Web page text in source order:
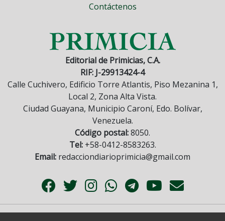
Contáctenos
Editorial de Primicias, C.A.
RIF: J-29913424-4
Calle Cuchivero, Edificio Torre Atlantis, Piso Mezanina 1,
Local 2, Zona Alta Vista.
Ciudad Guayana, Municipio Caroní, Edo. Bolívar,
Venezuela.
Código postal:8050.
Tel:+58-0412-8583263.
Email: redacciondiarioprimicia@gmail.com